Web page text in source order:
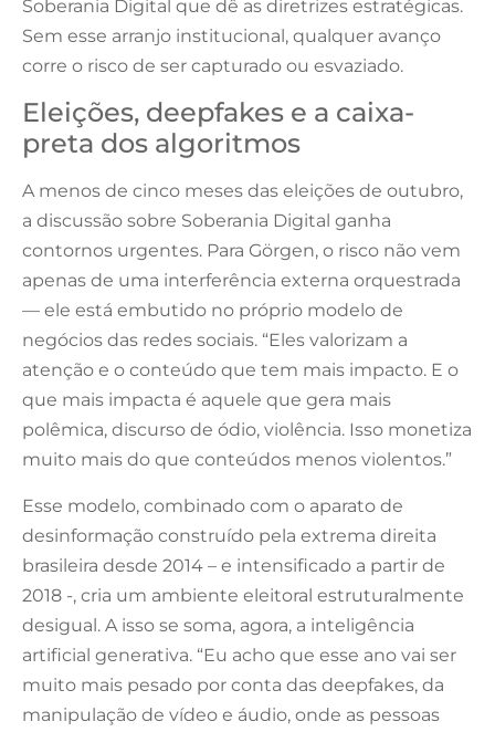
Soberania Digital que dê as diretrizes estratégicas.
Sem esse arranjo institucional, qualquer avanço
corre o risco de ser capturado ou esvaziado.
Eleições, deepfakes e a caixa-
preta dos algoritmos
A menos de cinco meses das eleições de outubro,
a discussão sobre Soberania Digital ganha
contornos urgentes. Para Görgen, o risco não vem
apenas de uma interferência externa orquestrada
— ele está embutido no próprio modelo de
negócios das redes sociais. “Eles valorizam a
atenção e o conteúdo que tem mais impacto. E o
que mais impacta é aquele que gera mais
polêmica, discurso de ódio, violência. Isso monetiza
muito mais do que conteúdos menos violentos.”
Esse modelo, combinado com o aparato de
desinformação construído pela extrema direita
brasileira desde 2014 – e intensificado a partir de
2018 -, cria um ambiente eleitoral estruturalmente
desigual. A isso se soma, agora, a inteligência
artificial generativa. “Eu acho que esse ano vai ser
muito mais pesado por conta das deepfakes, da
manipulação de vídeo e áudio, onde as pessoas